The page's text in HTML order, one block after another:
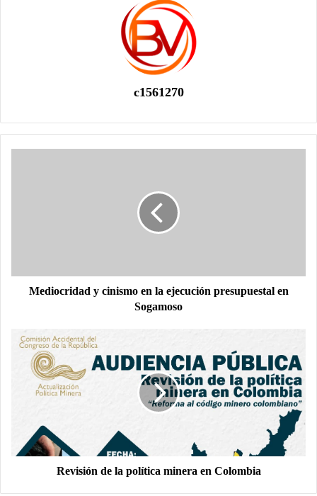
c1561270
Mediocridad y cinismo en la ejecución presupuestal en
Sogamoso
Revisión de la política minera en Colombia